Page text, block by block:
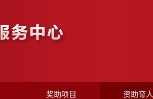
奖助项目 资助育人